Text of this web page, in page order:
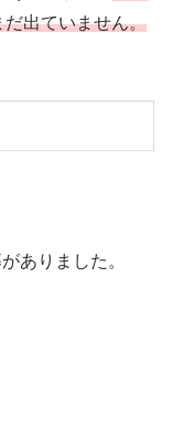
出ていません。
ありました。